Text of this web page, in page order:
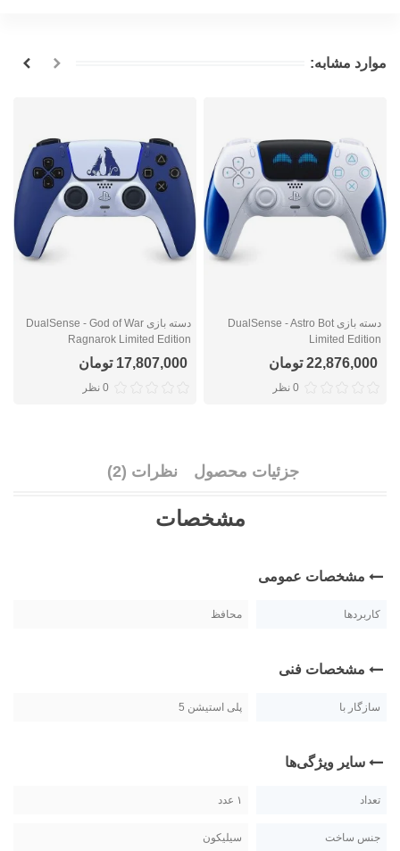
موارد مشابه:
دسته بازی DualSense - Astro Bot
Limited Edition
22,876,000 تومان
0 نظر
دسته بازی DualSense - God of War
Ragnarok Limited Edition
17,807,000 تومان
0 نظر
جزئیات محصول نظرات (2)
مشخصات
مشخصات عمومی
کاربردها محافظ
مشخصات فنی
سازگار با پلی استیشن 5
سایر ویژگی‌ها
تعداد ۱ عدد
جنس ساخت سیلیکون